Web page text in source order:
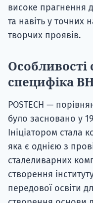
високе прагнення
та навіть у точних
творчих проявів.
Особливості
специфіка
POSTECH —
було засновано у
Ініціатором стала
яка є однією з
сталеливарних
створення
передової освіти